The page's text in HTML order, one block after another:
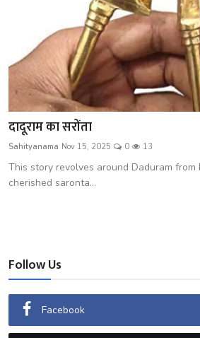
कहानी
कविता
आलेख
शख्सियत
धरोहर
उपन्यास
सिनेमा
शायरी
दादूराम का सरोंता
Sahityanama Nov 15, 2025 0 13
This story revolves around Daduram from
cherished saronta...
Follow Us
Facebook